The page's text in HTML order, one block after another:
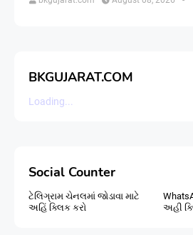
BKGUJARAT.COM
Loading...
Social Counter
ટેલિગ્રામ ચેનલમાં જોડાવા માટે
અહિં ક્લિક કરો
અહી